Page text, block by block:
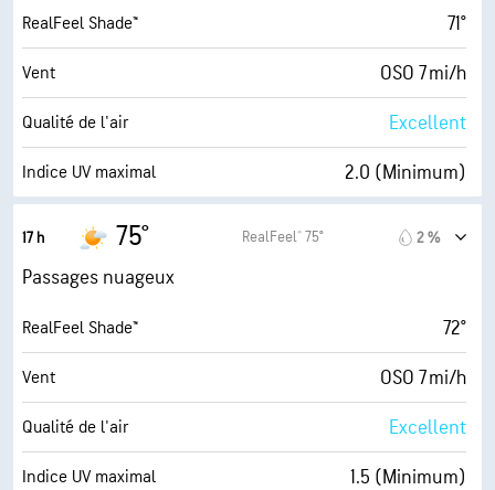
RealFeel Shade™ 71°
Vent OSO 7 mi/h
Qualité de l'air Excellent
Indice UV maximal 2.0 (Minimum)
Humidité
Point de rosée 52° F
AccuLumen Brightness Index™ 6 (Moyenne)
Couverture nuageuse 65 %
Visibilité 10 mi
17 h 75° RealFeel® 75° 2 %
Passages nuageux
RealFeel Shade™ 72°
Vent OSO 7 mi/h
Qualité de l'air Excellent
Indice UV maximal 1.5 (Minimum)